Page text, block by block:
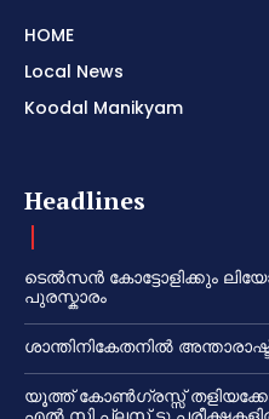
HOME
Local News
Koodal Manikyam
Headlines
ടെൽസൻ കോട്ടോളിക്കും
പുരസ്കാരം
ശാന്തിനികേതനിൽ
യൂത്ത് കോൺഗ്രസ്സ്